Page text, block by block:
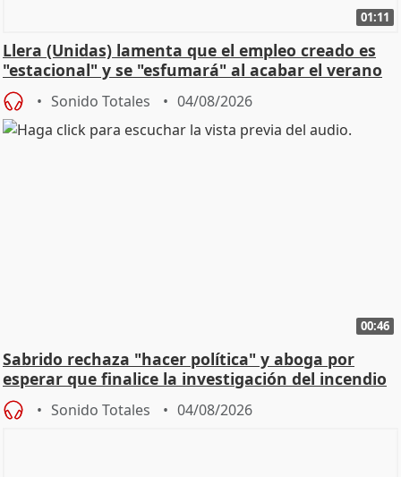
01:11
Llera (Unidas) lamenta que el empleo creado es
"estacional" y se "esfumará" al acabar el verano
Sonido Totales 04/08/2026
00:46
Sabrido rechaza "hacer política" y aboga por
esperar que finalice la investigación del incendio
Sonido Totales 04/08/2026